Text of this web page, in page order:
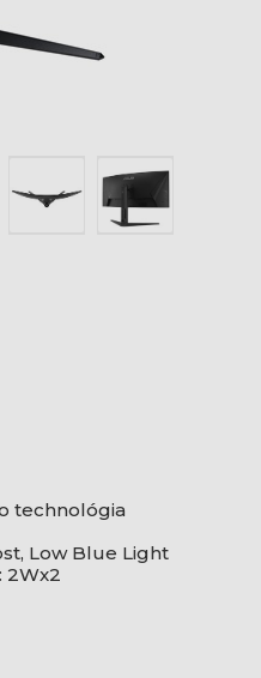
technológia
Low Blue Light
2Wx2